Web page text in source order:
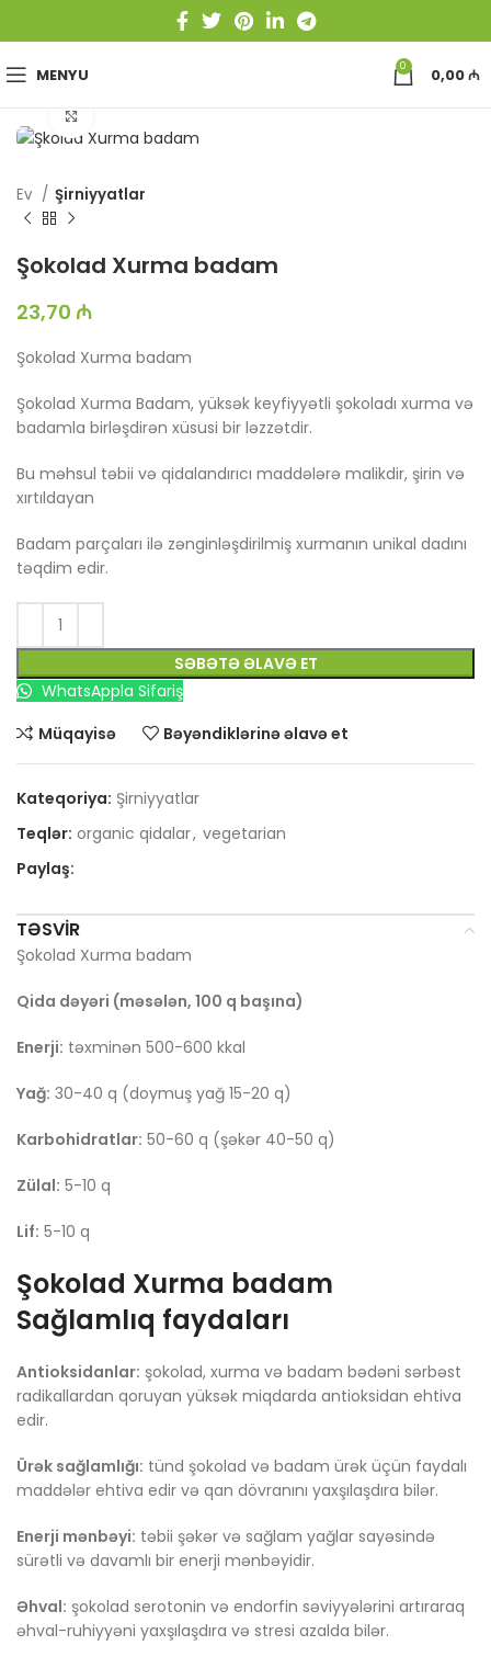
MENYU 0 0,00₼
Ev Şirniyyatlar
Şokolad Xurma badam
23,70 ₼
Şokolad Xurma badam
Şokolad Xurma Badam, yüksək keyfiyyətli şokoladı xurma və
badamla birləşdirən xüsusi bir ləzzətdir.
Bu məhsul təbii və qidalandırıcı maddələrə malikdir, şirin və
xırtıldayan
Badam parçaları ilə zənginləşdirilmiş xurmanın unikal dadını
təqdim edir.
SƏBƏTƏ ƏLAVƏ ET
WhatsAppla Sifariş
Müqayisə
Bəyəndiklərinə əlavə et
Kateqoriya: Şirniyyatlar
Teqlər: organic qidalar, vegetarian
Paylaş:
TƏSVIR
Şokolad Xurma badam
Qida dəyəri (məsələn, 100 q başına)
Enerji: təxminən 500-600 kkal
Yağ: 30-40 q (doymuş yağ 15-20 q)
Karbohidratlar: 50-60 q (şəkər 40-50 q)
Zülal: 5-10 q
Lif: 5-10 q
Şokolad Xurma badam
Sağlamlıq faydaları
Antioksidanlar: şokolad, xurma və badam bədəni sərbəst
radikallardan qoruyan yüksək miqdarda antioksidan ehtiva
edir.
Ürək sağlamlığı: tünd şokolad və badam ürək üçün faydalı
maddələr ehtiva edir və qan dövranını yaxşılaşdıra bilər.
Enerji mənbəyi: təbii şəkər və sağlam yağlar sayəsində
sürətli və davamlı bir enerji mənbəyidir.
Əhval: şokolad serotonin və endorfin səviyyələrini artıraraq
əhval-ruhiyyəni yaxşılaşdıra və stresi azalda bilər.